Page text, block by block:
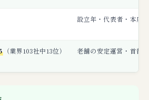
設立年・代表者・本店
（業界103社中13位） 老舗の安定運営・首都